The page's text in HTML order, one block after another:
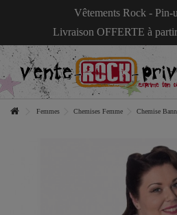
Vêtements Rock - Pin-
Livraison OFFERTE à
Femmes Chemises Femme Chemise